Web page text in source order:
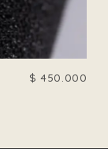
$ 450.000